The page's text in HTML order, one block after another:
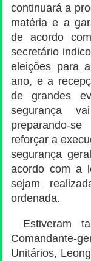
continuará a
matéria e a
de acordo
secretário
eleições para
ano, e a
de grandes
segurança
preparando-
reforçar a
segurança
acordo com a
sejam
ordenada.
Estiveram
Unitários,